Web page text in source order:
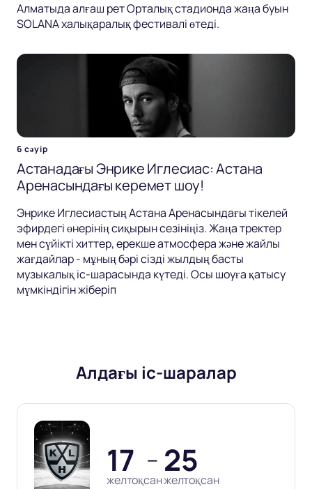
Алматыда алғаш рет Орталық стадионда жаңа буын
SOLANA халықаралық фестивалі өтеді.
6 сәуір
Астанадағы Энрике Иглесиас: Астана
Аренасындағы керемет шоу!
Энрике Иглесиастың Астана Аренасындағы тікелей
эфирдегі өнерінің сиқырын сезініңіз. Жаңа тректер
мен сүйікті хиттер, ерекше атмосфера және жайлы
жағдайлар - мұның бәрі сізді жылдың басты
музыкалық іс-шарасында күтеді. Осы шоуға қатысу
мүмкіндігін жіберіп
Алдағы іс-шаралар
17
желтоқсан
— 25
желтоқсан